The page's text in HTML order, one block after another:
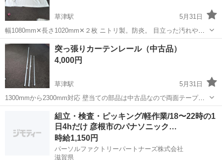
草津駅
5月31日
幅1080mm✕長さ1020mm✕２枚 ニトリ製。防炎。 目立った汚れや破
損はありませんが中古品なのでご納得の上お求めください 今なら他に
も掃き出し窓用もあります
滋賀 草津市 草津駅 カーテン、ブラインド
突っ張りカーテンレール（中古品）
4,000円
草津駅
5月31日
1300mmから2300mm対応 壁当ての部品は中古品なので両面テープは
再使用出来ません。 中古品なのでご納得の上お求めください。
草津駅 カーテン、ブラインド
組立・検査・ピッキング/軽作業/18〜22時の1
日4hだけ 彦根市のパナソニック…
時給1,150円
パーソルファクトリーパートナーズ株式会社
滋賀県